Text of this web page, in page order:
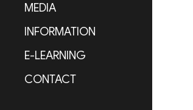
MEDIA
INFORMATION
E-LEARNING
CONTACT